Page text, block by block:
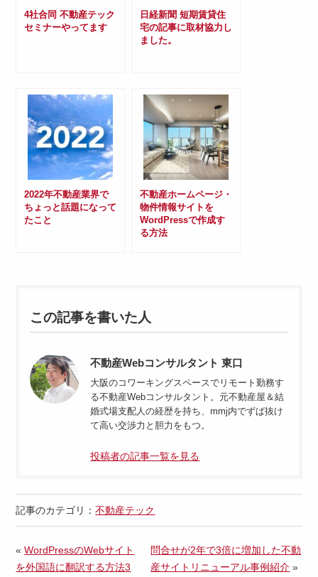
4社合同 不動産テック
セミナーやってます
日経新聞 短期賃貸住
宅の記事に取材協力し
ました。
2022年不動産業界で
ちょっと話題になって
たこと
不動産ホームページ・
物件情報サイトを
WordPressで作成す
る方法
この記事を書いた人
不動産Webコンサルタント 東口
大阪のコワーキングスペースでリモート勤務す
る不動産Webコンサルタント。元不動産屋＆結
婚式場支配人の経歴を持ち、mmj内でずば抜け
て高い交渉力と胆力をもつ。
投稿者の記事一覧を見る
記事のカテゴリ：不動産テック
«WordPressのWebサイト
を外国語に翻訳する方法3
問合せが2年で3倍に増加した不動
産サイトリニューアル事例紹介 »